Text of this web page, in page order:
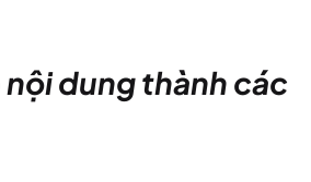
nội dung thành các